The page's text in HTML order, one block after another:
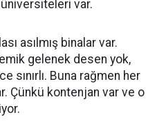
var.
asılmış binalar var.
gelenek desen yok,
sınırlı. Buna rağmen her
Çünkü kontenjan var ve o